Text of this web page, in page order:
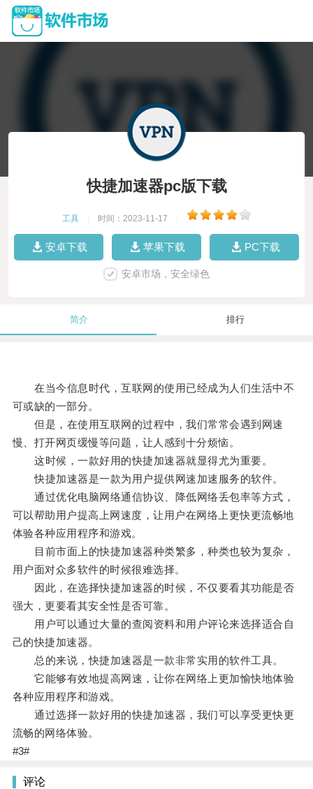
快捷加速器pc版下载
工具 时间：2023-11-17
安卓下载 苹果下载 PC下载
安卓市场，安全绿色
简介 排行
在当今信息时代，互联网的使用已经成为人们生活中不
可或缺的一部分。
但是，在使用互联网的过程中，我们常常会遇到网速
慢、打开网页缓慢等问题，让人感到十分烦恼。
这时候，一款好用的快捷加速器就显得尤为重要。
快捷加速器是一款为用户提供网速加速服务的软件。
通过优化电脑网络通信协议、降低网络丢包率等方式，
可以帮助用户提高上网速度，让用户在网络上更快更流畅地
体验各种应用程序和游戏。
目前市面上的快捷加速器种类繁多，种类也较为复杂，
用户面对众多软件的时候很难选择。
因此，在选择快捷加速器的时候，不仅要看其功能是否
强大，更要看其安全性是否可靠。
用户可以通过大量的查阅资料和用户评论来选择适合自
己的快捷加速器。
总的来说，快捷加速器是一款非常实用的软件工具。
它能够有效地提高网速，让你在网络上更加愉快地体验
各种应用程序和游戏。
通过选择一款好用的快捷加速器，我们可以享受更快更
流畅的网络体验。
#3#
评论